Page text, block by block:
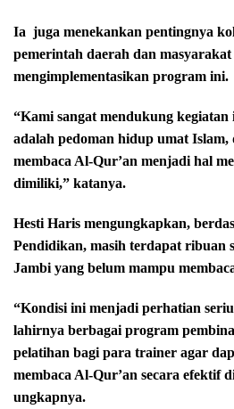
Ia juga menekankan pentingnya
pemerintah daerah dan
mengimplementasikan program ini.
“Kami sangat mendukung
adalah pedoman hidup umat Islam,
membaca Al-Qur’an menjadi hal
dimiliki,” katanya.
Hesti Haris mengungkapkan,
Pendidikan, masih terdapat ribuan
Jambi yang belum mampu
“Kondisi ini menjadi perhatian
lahirnya berbagai program
pelatihan bagi para trainer agar
membaca Al-Qur’an secara efektif
ungkapnya.